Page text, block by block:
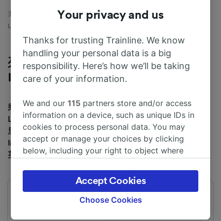
主页 列车时刻表
从London St Pancras International到Paris St-
Lazare
列车旅程 London St Pancras
International 到 Paris St-Lazare
乘火车从 London St Pancras International 到 Paris St-
Lazare 的平均旅行时间为2h49m，大约需要 343 km 英
里。 通常每天有 16 火车 班火车从London St Pancras
International 到 Paris St-Lazare 行驶，车票价格为 €179
英镑起。
Your privacy and us
Thanks for trusting Trainline. We know
handling your personal data is a big
responsibility. Here’s how we’ll be taking
care of your information.
We and our115 partners store and/or access
information on a device, such as unique IDs in
cookies to process personal data. You may
accept or manage your choices by clicking
below, including your right to object where
the privacy policy page. These choices will be
signaled to our partners and will not affect
browsing data. Your data will not be used for
Choose Cookies
Accept Cookies